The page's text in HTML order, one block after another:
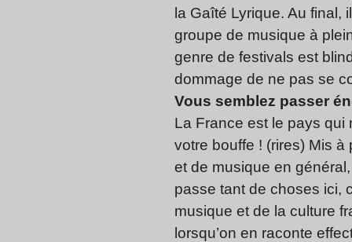
la Gaîté Lyrique. Au final,
groupe de musique à
genre de festivals est
dommage de ne pas se
Vous semblez passer
La France est le pays qui
votre bouffe ! (rires) Mis à
et de musique en
passe tant de choses ici,
musique et de la culture
lorsqu’on en raconte